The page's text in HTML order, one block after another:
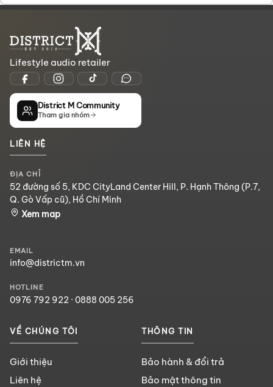
Lifestyle audio retailer
District M Community
Tham gia nhóm
LIÊN HỆ
ĐỊA CHỈ
52 đường số 5, KDC CityLand Center Hill, P. Hạnh Thông (P.7,
Q. Gò Vấp cũ), Hồ Chí Minh
Xem map
EMAIL
info@districtm.vn
HOTLINE
0976 792 922 · 0888 005 256
VỀ CHÚNG TÔI
Giới thiệu
Liên hệ
THÔNG TIN
Bảo hành & đổi trả
Bảo mật thông tin